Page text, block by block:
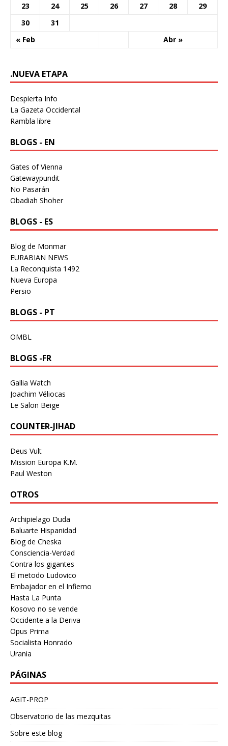
« Feb Abr »
23
24 25 26 27 28
29
30
31
.NUEVA ETAPA
Despierta Info
La Gazeta Occidental
Rambla libre
BLOGS - EN
Gates of Vienna
Gatewaypundit
No Pasarán
Obadiah Shoher
BLOGS - ES
Blog de Monmar
EURABIAN NEWS
La Reconquista 1492
Nueva Europa
Persio
BLOGS - PT
OMBL
BLOGS -FR
Gallia Watch
Joachim Véliocas
Le Salon Beige
COUNTER-JIHAD
Deus Vult
Mission Europa K.M.
Paul Weston
OTROS
Archipielago Duda
Baluarte Hispanidad
Blog de Cheska
Consciencia-Verdad
Contra los gigantes
El metodo Ludovico
Embajador en el Infierno
Hasta La Punta
Kosovo no se vende
Occidente a la Deriva
Opus Prima
Socialista Honrado
Urania
PÁGINAS
AGIT-PROP
Observatorio de las mezquitas
Sobre este blog